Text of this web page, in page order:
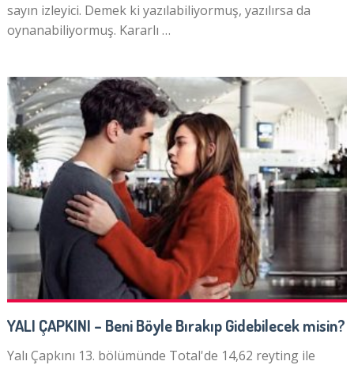
sayın izleyici. Demek ki yazılabiliyormuş, yazılırsa da
oynanabiliyormuş. Kararlı …
YALI ÇAPKINI – Beni Böyle Bırakıp Gidebilecek misin?
Yalı Çapkını 13. bölümünde Total'de 14,62 reyting ile